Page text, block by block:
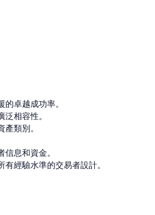
卓越成功率。
相容性。
類別。
息和資金。
經驗水準的交易者設計。